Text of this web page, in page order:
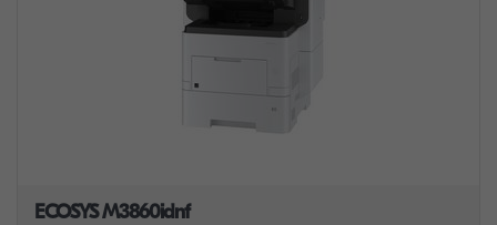
ECOSYS M3860idnf